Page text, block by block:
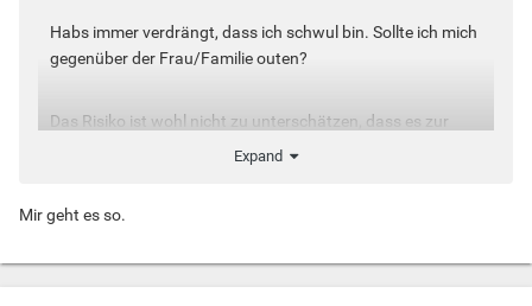
Habs immer verdrängt, dass ich schwul bin. Sollte ich mich
gegenüber der Frau/Familie outen?
Das Risiko ist wohl nicht zu unterschätzen, dass es zur
Wem geht es auch so?
Expand
Mir geht es so.